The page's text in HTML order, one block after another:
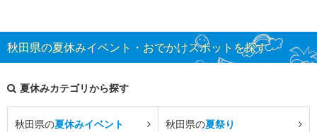
秋田県の夏休みイベント・おでかけスポットを探す
夏休みカテゴリから探す
秋田県の夏休みイベント 秋田県の夏祭り